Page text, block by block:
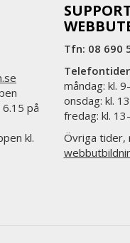
på
kl.
Tfn: 08 690
Telefontider
måndag: kl.
onsdag: kl.
fredag: kl.
Övriga tider,